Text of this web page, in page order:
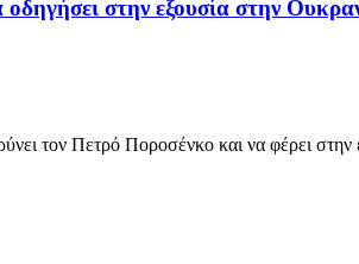
στην εξουσία στην
τον Πετρό Ποροσένκο και να φέρει στην